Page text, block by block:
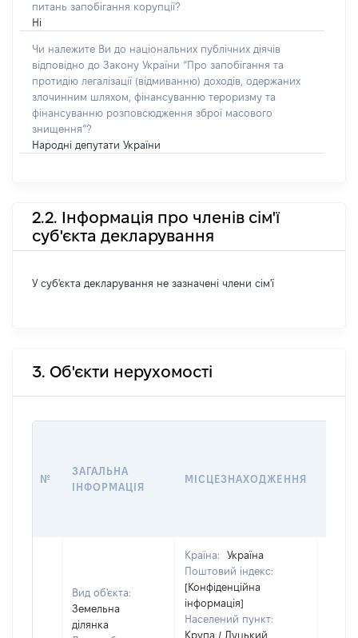
питань запобігання корупції?
Ні
Чи належите Ви до національних публічних діячів
відповідно до Закону України “Про запобігання та
протидію легалізації (відмиванню) доходів, одержаних
злочинним шляхом, фінансуванню тероризму та
фінансуванню розповсюдження зброї масового
знищення”?
Народні депутати України
2.2. Інформація про членів сім'ї
суб'єкта декларування
У суб'єкта декларування не зазначені члени сім'ї
3. Об'єкти нерухомості
№
ЗАГАЛЬНА
ІНФОРМАЦІЯ
МІСЦЕЗНАХОДЖЕННЯ
Вид об'єкта:
Земельна
ділянка
Країна:
Україна
Поштовий індекс:
[Конфіденційна
інформація]
Населений пункт:
Крупа / Луцький